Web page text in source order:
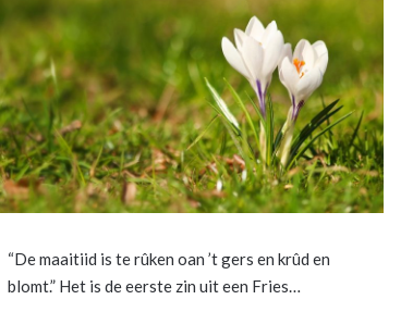
“De maaitiid is te rûken oan ’t gers en krûd en
blomt.” Het is de eerste zin uit een Fries…